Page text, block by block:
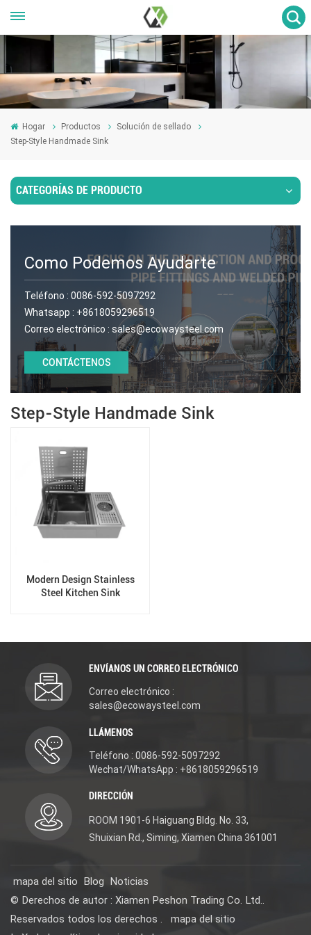
Hogar Productos
Solución de sellado
Step-Style Handmade Sink
CATEGORÍAS DE PRODUCTO
Como Podemos Ayudarte
Teléfono : 0086-592-5097292
Whatsapp : +8618059296519
Correo electrónico : sales@ecowaysteel.com
CONTÁCTENOS
Step-Style Handmade Sink
Modern Design Stainless
Steel Kitchen Sink
ENVÍANOS UN CORREO ELECTRÓNICO
Correo electrónico :
sales@ecowaysteel.com
LLÁMENOS
Teléfono : 0086-592-5097292
Wechat/WhatsApp : +8618059296519
DIRECCIÓN
ROOM 1901-6 Haiguang Bldg. No. 33,
Shuixian Rd., Siming, Xiamen China 361001
mapa del sitio Blog Noticias
© Derechos de autor : Xiamen Peshon Trading Co. Ltd..
Reservados todos los derechos .
mapa del sitio